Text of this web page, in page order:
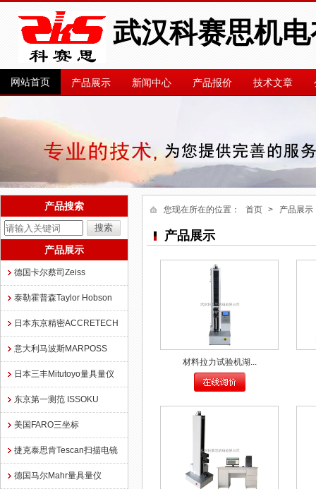
武汉科赛思机
网站首页 产品展示 新闻中心 产品报价 技术文章
产品搜索
产品展示
德国卡尔蔡司Zeiss
泰勒霍普森Taylor Hobson
日本东京精密ACCRETECH
意大利马波斯MARPOSS
日本三丰Mitutoyo量具量仪
东京第一测范 ISSOKU
美国FARO三坐标
捷克泰思肯Tescan扫描电镜
德国马尔Mahr量具量仪
您现在所在的位置： 首页 > 产品展示
产品展示
材料拉力试验机湖...